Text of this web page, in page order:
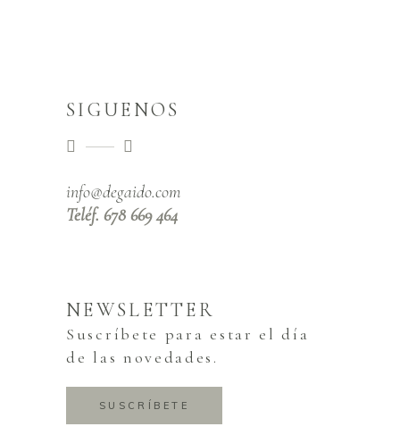
SIGUENOS
info@degaido.com
Teléf. 678 669 464
NEWSLETTER
Suscríbete para estar el día
de las novedades.
SUSCRÍBETE